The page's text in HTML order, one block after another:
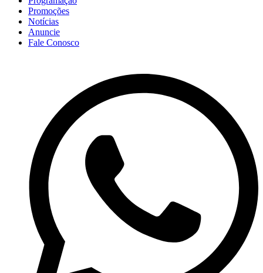
Promoções
Notícias
Anuncie
Fale Conosco